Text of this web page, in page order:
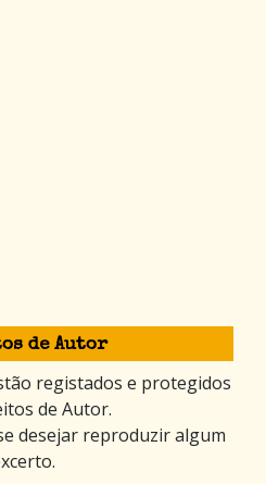
de Autor
registados e protegidos
de Autor.
desejar reproduzir algum